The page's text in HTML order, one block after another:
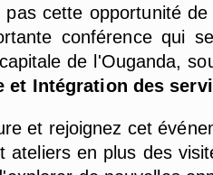
pas cette opportunité
conférence qui
de l'Ouganda,
et Intégration des
et rejoignez cet
ateliers en plus des